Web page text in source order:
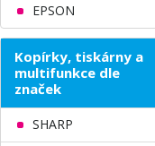
EPSON
Kopírky, tiskárny a
multifunkce dle
značek
SHARP